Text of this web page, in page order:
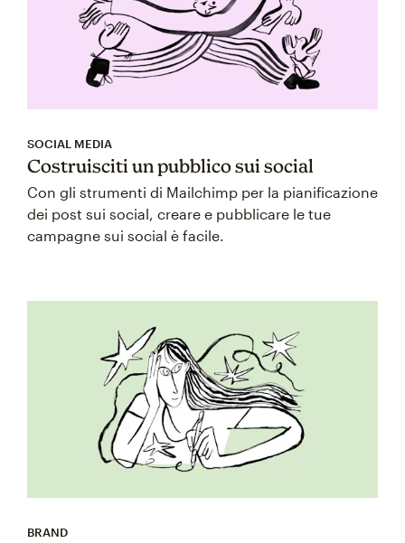
SOCIAL MEDIA
Costruisciti un pubblico sui social
Con gli strumenti di Mailchimp per la pianificazione
dei post sui social, creare e pubblicare le tue
campagne sui social è facile.
BRAND